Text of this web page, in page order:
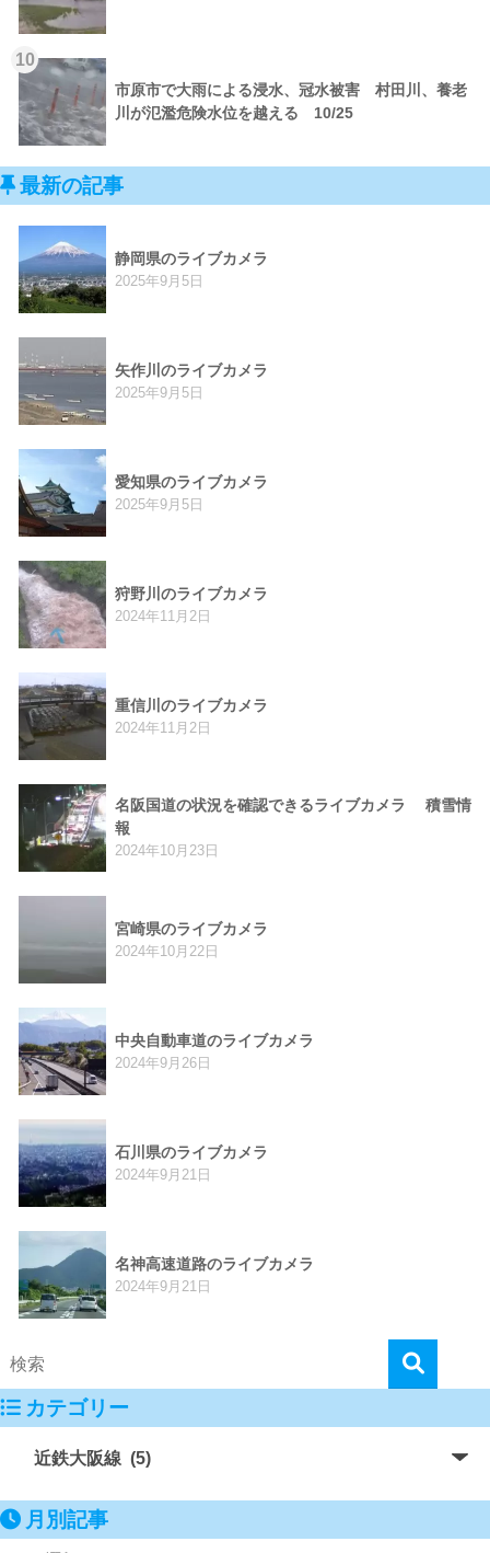
10
市原市で大雨による浸水、冠水被害 村田川、養老
川が氾濫危険水位を越える 10/25
最新の記事
静岡県のライブカメラ
2025年9月5日
矢作川のライブカメラ
2025年9月5日
愛知県のライブカメラ
2025年9月5日
狩野川のライブカメラ
2024年11月2日
重信川のライブカメラ
2024年11月2日
名阪国道の状況を確認できるライブカメラ 積雪情
報
2024年10月23日
宮崎県のライブカメラ
2024年10月22日
中央自動車道のライブカメラ
2024年9月26日
石川県のライブカメラ
2024年9月21日
名神高速道路のライブカメラ
2024年9月21日
カテゴリー
月別記事